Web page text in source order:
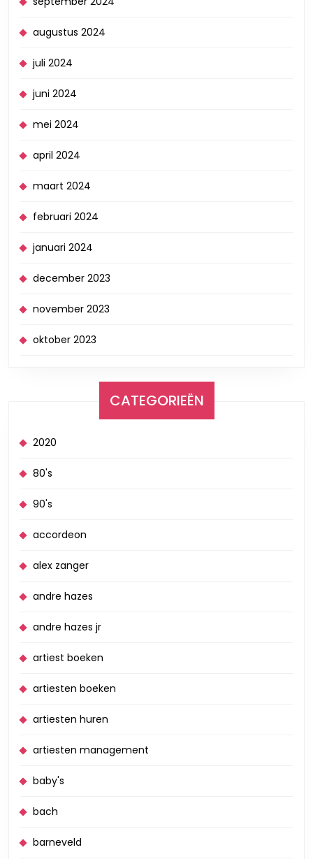
augustus 2024
juli 2024
juni 2024
mei 2024
april 2024
maart 2024
februari 2024
januari 2024
december 2023
november 2023
oktober 2023
CATEGORIEËN
2020
80's
90's
accordeon
alex zanger
andre hazes
andre hazes jr
artiest boeken
artiesten boeken
artiesten huren
artiesten management
baby's
bach
barneveld